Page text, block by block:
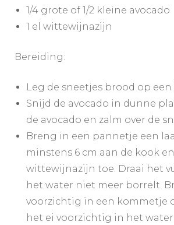
1/4 grote of 1/2 kleine avocado
1 el wittewijnazijn
Bereiding:
Leg de sneetjes brood op een
Snijd de avocado in dunne
de avocado en zalm over de
Breng in een pannetje een
minstens 6 cm aan de kook
wittewijnazijn toe. Draai het
het water niet meer borrelt.
voorzichtig in een kommetje
het ei voorzichtig in het